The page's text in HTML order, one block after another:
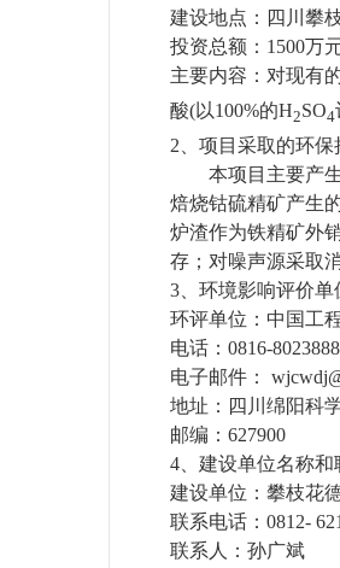
建设地点：四川攀
投资总额： 1500万
主要内容：对现有
酸(以100%的H2SO4
2、 项目采取的环保
本项目主要产
焙烧钴硫精矿产生
炉渣作为铁精矿外
存；对噪声源采取
3、 环境影响评价单
环评单位：中国工
电话： 0816-8023888
电子邮件：
地址：四川绵阳科
邮编： 627900
4、 建设单位名称和
建设单位：攀枝花
联系电话： 0812-
联系人：孙广斌